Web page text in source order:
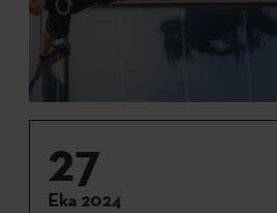
27
Eka 2024